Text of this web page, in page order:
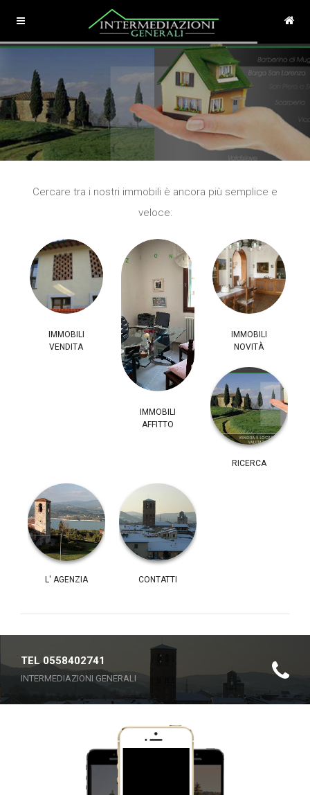
Cercare tra i nostri immobili è ancora più semplice e
veloce:
IMMOBILI
VENDITA
IMMOBILI
AFFITTO
IMMOBILI
NOVITÀ
RICERCA
L' AGENZIA CONTATTI
TEL 0558402741
INTERMEDIAZIONI GENERALI